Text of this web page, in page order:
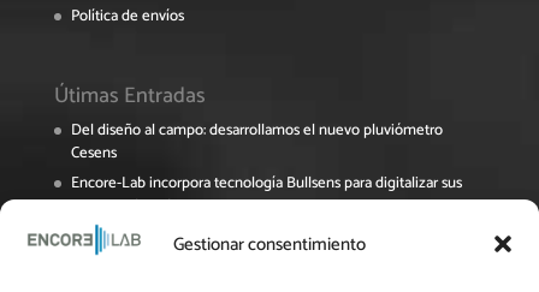
Gestionar consentimiento
Política de envíos
Útimas Entradas
Del diseño al campo: desarrollamos el nuevo pluviómetro
Cesens
Encore-Lab incorpora tecnología Bullsens para digitalizar sus
espacios de trabajo
Encore Lab participa en el Foro Pymes de La Rioja sobre
digitalización y sostenibilidad